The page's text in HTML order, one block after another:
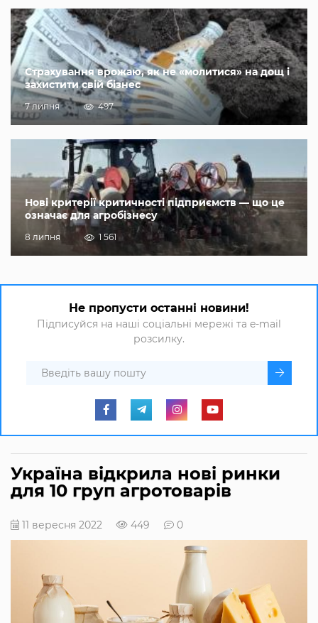
Страхування врожаю, як не «молитися» на дощ і
захистити свій бізнес
7 липня 497
Нові критерії критичності підприємств — що це
означає для агробізнесу
8 липня 1 561
Не пропусти останні новини!
Підписуйся на наші соціальні мережі та e-mail
розсилку.
Україна відкрила нові ринки
для 10 груп агротоварів
11 вересня 2022 449 0